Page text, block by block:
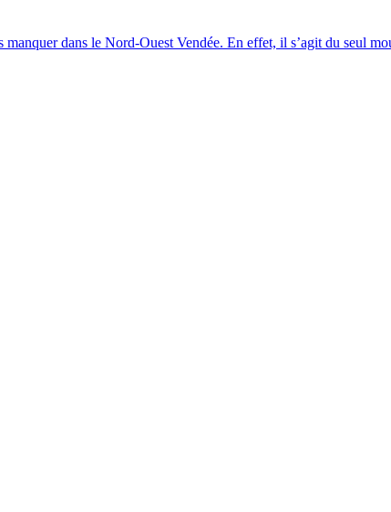
dans le Nord-Ouest Vendée. En effet, il s’agit du seul